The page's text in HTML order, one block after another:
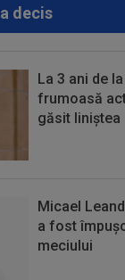
decis
La 3 ani de
frumoasă
găsit liniștea
Micael
a fost
meciului